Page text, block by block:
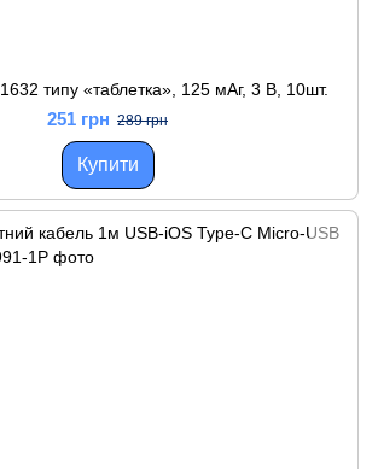
типу «таблетка», 125 мАг, 3 В, 10шт.
251 грн 289 грн
Купити